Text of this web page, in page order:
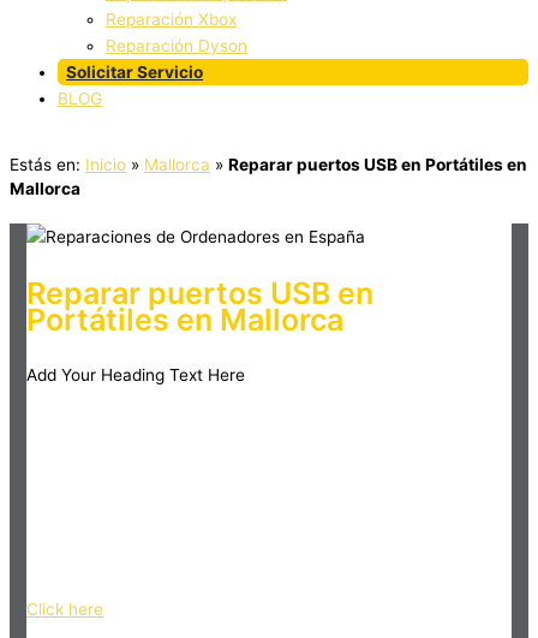
Reparación Xbox
Reparación Dyson
Solicitar Servicio
BLOG
Estás en: Inicio » Mallorca » Reparar puertos USB en Portátiles en
Mallorca
Reparar puertos USB en
Portátiles en Mallorca
Add Your Heading Text Here
Click here